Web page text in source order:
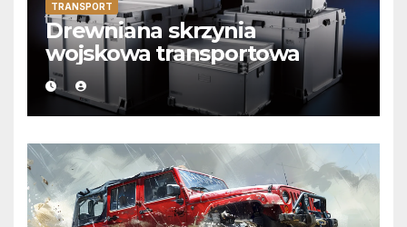
TRANSPORT
Drewniana skrzynia
wojskowa transportowa